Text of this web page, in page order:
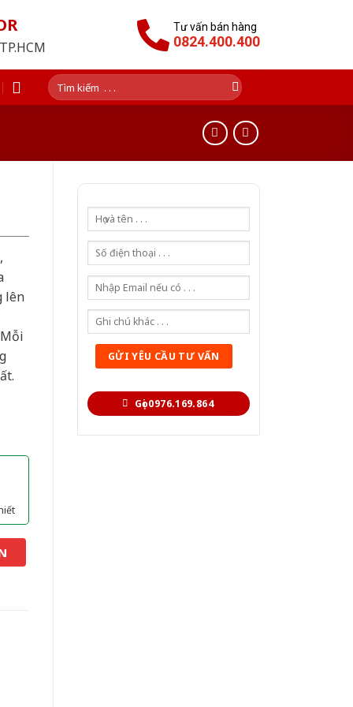
Tư vấn bán hàng
0824.400.400
Tìm
kiếm:
Gọi 0976.169.864
lên